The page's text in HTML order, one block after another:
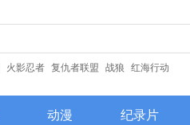
火影忍者 复仇者联盟 战狼 红海行动
动漫 纪录片